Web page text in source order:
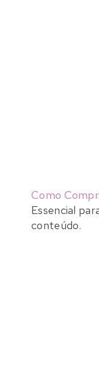
Como
Essencial
conteúdo.